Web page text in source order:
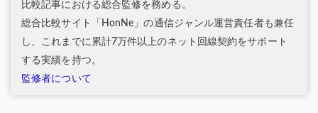
比較記事における総合監修を務める。
総合比較サイト「HonNe」の通信ジャンル運営責任者も兼任
し、これまでに累計7万件以上のネット回線契約をサポート
する実績を持つ。
監修者について